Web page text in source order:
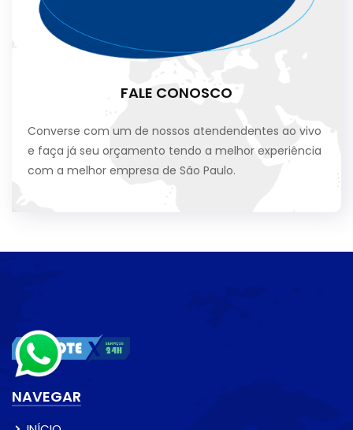
FALE CONOSCO
Converse com um de nossos atendendentes ao vivo
e faça já seu orçamento tendo a melhor experiência
com a melhor empresa de São Paulo.
NAVEGAR